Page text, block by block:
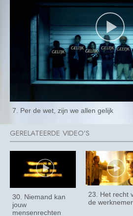
7. Per de wet, zijn we allen gelijk
30. Niemand kan
jouw
mensenrechten
23. Het recht
de werknemer